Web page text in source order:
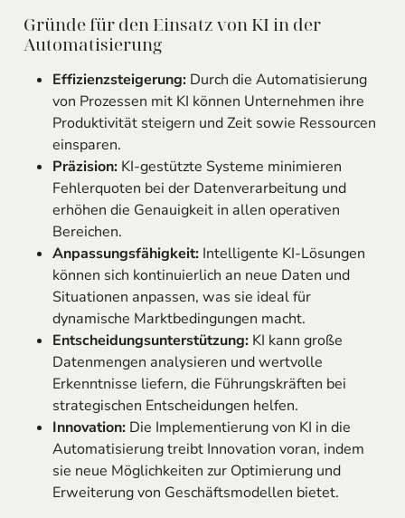
Gründe für den Einsatz von KI in der
Automatisierung
Effizienzsteigerung:Durch die Automatisierung
von Prozessen mit KI können Unternehmen ihre
Produktivität steigern und Zeit sowie Ressourcen
einsparen.
Präzision:KI-gestützte Systeme minimieren
Fehlerquoten bei der Datenverarbeitung und
erhöhen die Genauigkeit in allen operativen
Bereichen.
Anpassungsfähigkeit:Intelligente KI-Lösungen
können sich kontinuierlich an neue Daten und
Situationen anpassen, was sie ideal für
dynamische Marktbedingungen macht.
Entscheidungsunterstützung:KI kann große
Datenmengen analysieren und wertvolle
Erkenntnisse liefern, die Führungskräften bei
strategischen Entscheidungen helfen.
Innovation:Die Implementierung von KI in die
Automatisierung treibt Innovation voran, indem
sie neue Möglichkeiten zur Optimierung und
Erweiterung von Geschäftsmodellen bietet.